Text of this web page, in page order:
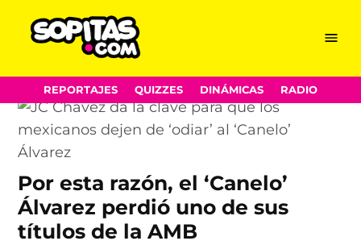
content
Menu
REPORTAJES QUIZZES DINÁMICAS RADIO
CMB
Por esta razón, el ‘Canelo’
Álvarez perdió uno de sus
títulos de la AMB